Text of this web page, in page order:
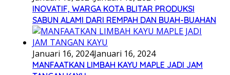
INOVATIF, WARGA KOTA BLITAR PRODUKSI
SABUN ALAMI DARI REMPAH DAN BUAH-BUAHAN
Januari 16, 2024Januari 16, 2024
MANFAATKAN LIMBAH KAYU MAPLE JADI JAM